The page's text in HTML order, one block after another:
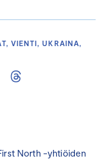
North -yhtiöiden
VIENTI, UKRAINA,